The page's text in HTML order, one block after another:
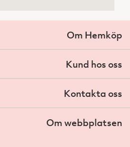
Om Hemköp
Kund hos oss
Kontakta oss
Om webbplatsen